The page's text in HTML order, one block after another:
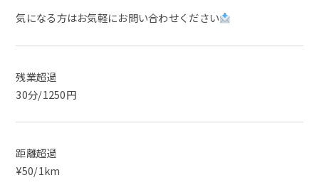
気になる方はお気軽にお問い合わせください
残業超過
30分/1250円
距離超過
¥50/1km